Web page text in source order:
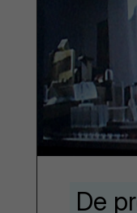
De